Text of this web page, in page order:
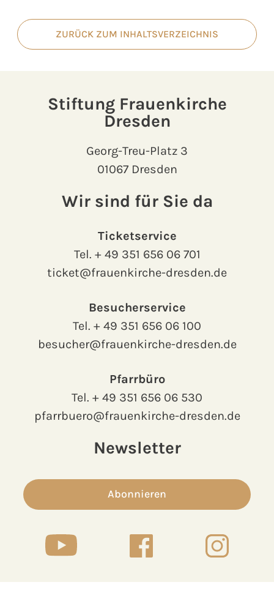
ZURÜCK ZUM INHALTSVERZEICHNIS
Stiftung Frauenkirche
Dresden
Georg-Treu-Platz 3
01067 Dresden
Wir sind für Sie da
Ticketservice
Tel. + 49 351 656 06 701
ticket@frauenkirche-dresden.de
Besucherservice
Tel. + 49 351 656 06 100
besucher@frauenkirche-dresden.de
Pfarrbüro
Tel. + 49 351 656 06 530
pfarrbuero@frauenkirche-dresden.de
Newsletter
Abonnieren